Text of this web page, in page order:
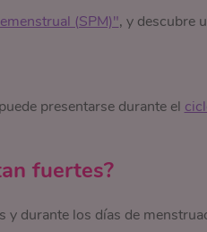
(SPM)", y descubre
presentarse durante el
fuertes?
y durante los días de